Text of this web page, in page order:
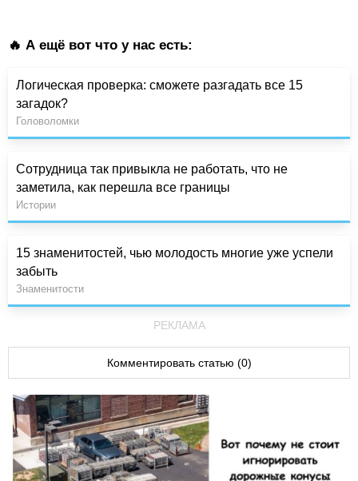
🔥 А ещё вот что у нас есть:
Логическая проверка: сможете разгадать все 15
загадок?
Головоломки
Сотрудница так привыкла не работать, что не
заметила, как перешла все границы
Истории
15 знаменитостей, чью молодость многие уже успели
забыть
Знаменитости
РЕКЛАМА
Комментировать статью (0)